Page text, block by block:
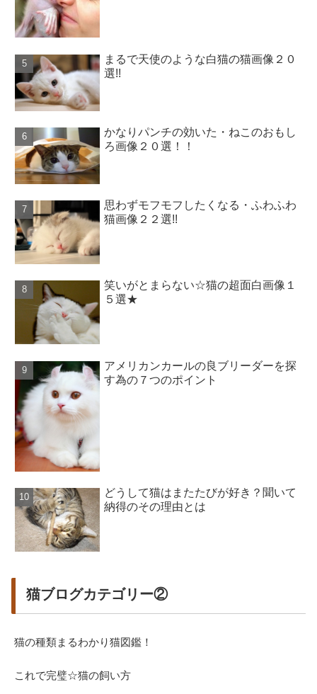
まるで天使のような白猫の猫画像２０
選!!
かなりパンチの効いた・ねこのおもし
ろ画像２０選！！
思わずモフモフしたくなる・ふわふわ
猫画像２２選!!
笑いがとまらない☆猫の超面白画像１
５選★
アメリカンカールの良ブリーダーを探
す為の７つのポイント
どうして猫はまたたびが好き？聞いて
納得のその理由とは
猫ブログカテゴリー②
猫の種類まるわかり猫図鑑！
これで完璧☆猫の飼い方